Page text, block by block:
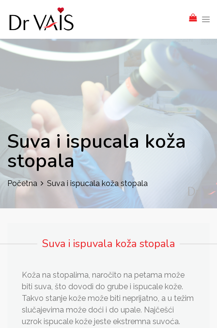
Suva i ispucala koža
stopala
Početna Suva i ispucala koža stopala
Suva i ispuvala koža stopala
Koža na stopalima, naročito na petama može
biti suva, što dovodi do grube i ispucale kože.
Takvo stanje kože može biti neprijatno, a u težim
slučajevima može doći i do upale. Najčešći
uzrok ispucale kože jeste ekstremna suvoća.